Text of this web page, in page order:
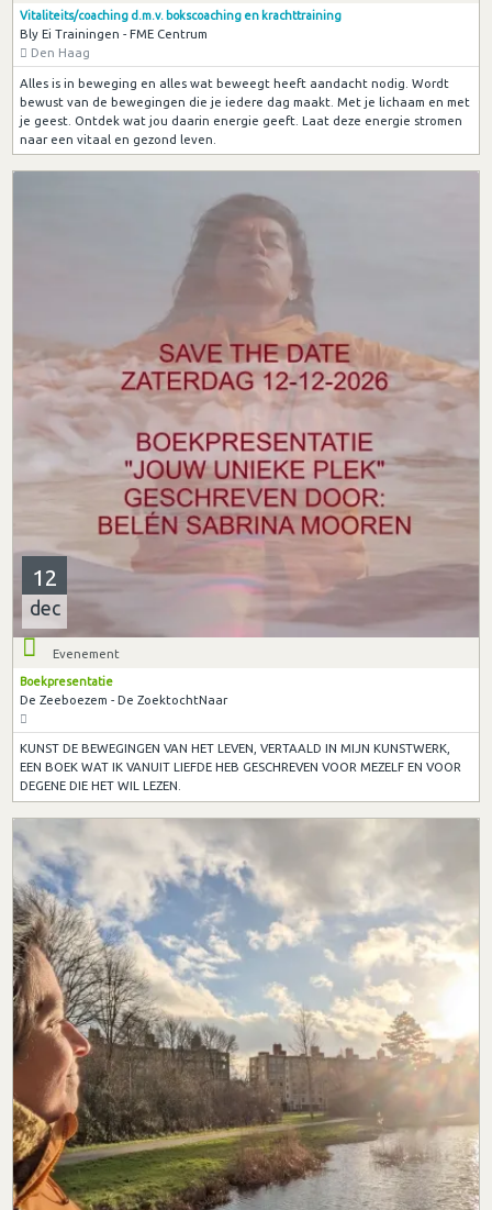
Vitaliteits/coaching d.m.v. bokscoaching en krachttraining
Bly Ei Trainingen - FME Centrum
Den Haag
Alles is in beweging en alles wat beweegt heeft aandacht nodig. Wordt
bewust van de bewegingen die je iedere dag maakt. Met je lichaam en met
je geest. Ontdek wat jou daarin energie geeft. Laat deze energie stromen
naar een vitaal en gezond leven.
12
dec
Evenement
Boekpresentatie
De Zeeboezem - De ZoektochtNaar
KUNST DE BEWEGINGEN VAN HET LEVEN, VERTAALD IN MIJN KUNSTWERK,
EEN BOEK WAT IK VANUIT LIEFDE HEB GESCHREVEN VOOR MEZELF EN VOOR
DEGENE DIE HET WIL LEZEN.